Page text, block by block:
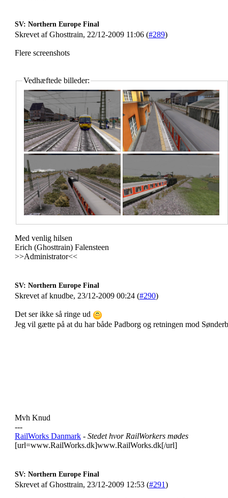
SV: Northern Europe Final
Skrevet af Ghosttrain, 22/12-2009 11:06 (#289)
Flere screenshots
Vedhæftede billeder:
Med venlig hilsen
Erich (Ghosttrain) Falensteen
>>Administrator<<
SV: Northern Europe Final
Skrevet af knudbe, 23/12-2009 00:24 (#290)
Det ser ikke så ringe ud
Jeg vil gætte på at du har både Padborg og retningen mod
Mvh Knud
---
RailWorks Danmark - Stedet hvor RailWorkers mødes
[url=www.RailWorks.dk]www.RailWorks.dk[/url]
SV: Northern Europe Final
Skrevet af Ghosttrain, 23/12-2009 12:53 (#291)